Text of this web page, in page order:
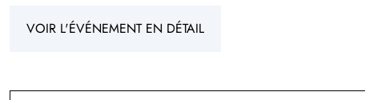
VOIR L'ÉVÉNEMENT EN DÉTAIL